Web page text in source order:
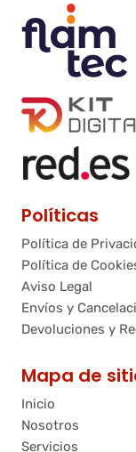
Políticas
Política de
Política de
Aviso Legal
Envíos y
Devoluciones y
Mapa de
Inicio
Nosotros
Servicios